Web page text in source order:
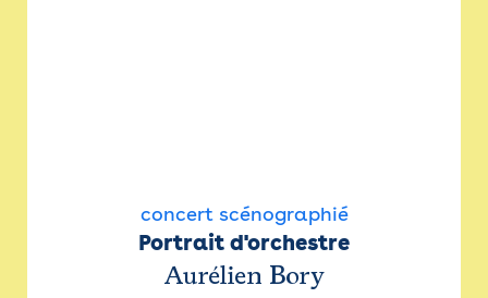
concert scénographié
Portrait d'orchestre
Aurélien Bory